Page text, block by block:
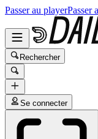
Passer au playerPasser
Rechercher
Se connecter